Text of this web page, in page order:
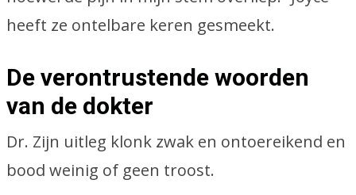
heeft ze ontelbare keren gesmeekt.
De verontrustende woorden
van de dokter
Dr. Zijn uitleg klonk zwak en ontoereikend en
bood weinig of geen troost.